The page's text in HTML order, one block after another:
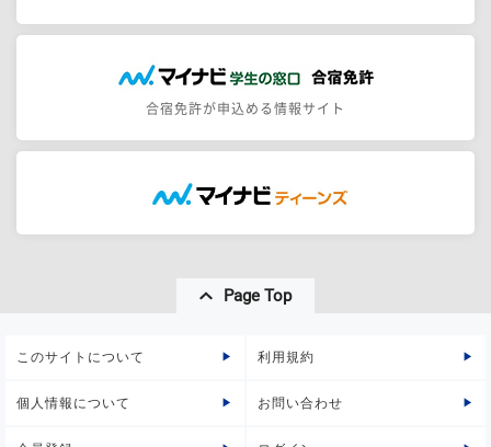
合宿免許が申込める情報サイト
Page Top
このサイトについて 利用規約
個人情報について お問い合わせ